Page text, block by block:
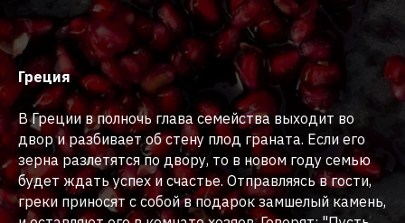
Греция
В Греции в полночь глава семейства выходит во
двор и разбивает об стену плод граната. Если его
зерна разлетятся по двору, то в новом году семью
будет ждать успех и счастье. Отправляясь в гости,
греки приносят с собой в подарок замшелый камень,